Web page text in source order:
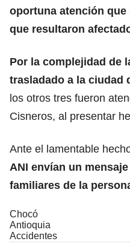
oportuna atención
que resultaron
Por la complejidad de
trasladado a la ciudad
los otros tres fueron
Cisneros, al presentar
Ante el lamentable
ANI envían un
familiares de la
Chocó
Antioquia
Accidentes